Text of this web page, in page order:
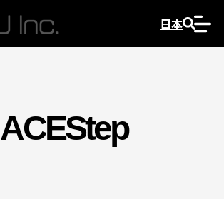
日本
ACEStep